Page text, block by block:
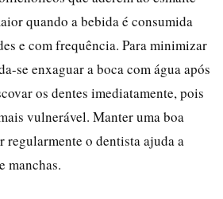
quando a bebida é consumida
e com frequência. Para minimizar
se enxaguar a boca com água após
os dentes imediatamente, pois
vulnerável. Manter uma boa
o dentista ajuda a
manchas.